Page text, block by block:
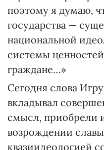
поэтому я думаю,
государства —
национальной
системы
граждане…»
Сегодня слова
вкладывал
смысл, приобрели
возрождении
квазиидеологией